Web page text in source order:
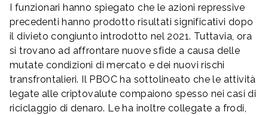
I funzionari hanno spiegato che le azioni repressive
precedenti hanno prodotto risultati significativi dopo
il divieto congiunto introdotto nel 2021. Tuttavia, ora
si trovano ad affrontare nuove sfide a causa delle
mutate condizioni di mercato e dei nuovi rischi
transfrontalieri. Il PBOC ha sottolineato che le attività
legate alle criptovalute compaiono spesso nei casi di
riciclaggio di denaro. Le ha inoltre collegate a frodi,